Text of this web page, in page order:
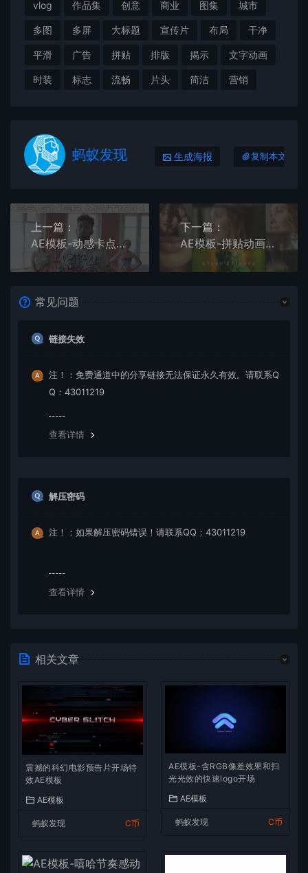
vlog 作品集 创意 商业 图集 城市
多图 多屏 大标题 宣传片 布局 干净
平滑 广告 拼贴 排版 揭示 文字动画
时装 标志 流畅 片头 简洁 营销
蚂蚁发现 生成海报 复制本文链接
上一篇：
AE模板-动感卡点节拍剪辑图文排版展示宣传片头
下一篇：
AE模板-拼贴动画展示和切换时尚影像开场片头
常见问题
链接失效
注！：免费通道中的分享链接无法保证永久有效。请联系Q
Q：43011219
查看详情
解压密码
注！：如果解压密码错误！请联系QQ：43011219
查看详情
相关文章
震撼的科幻电影预告片开场特
效AE模板
AE模板
蚂蚁发现 C币
AE模板-含RGB像差效果和扫
光光效的快速logo开场
AE模板
蚂蚁发现 C币